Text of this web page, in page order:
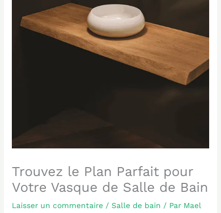
Trouvez le Plan Parfait pour
Votre Vasque de Salle de Bain
Laisser un commentaire / Salle de bain / Par Mael